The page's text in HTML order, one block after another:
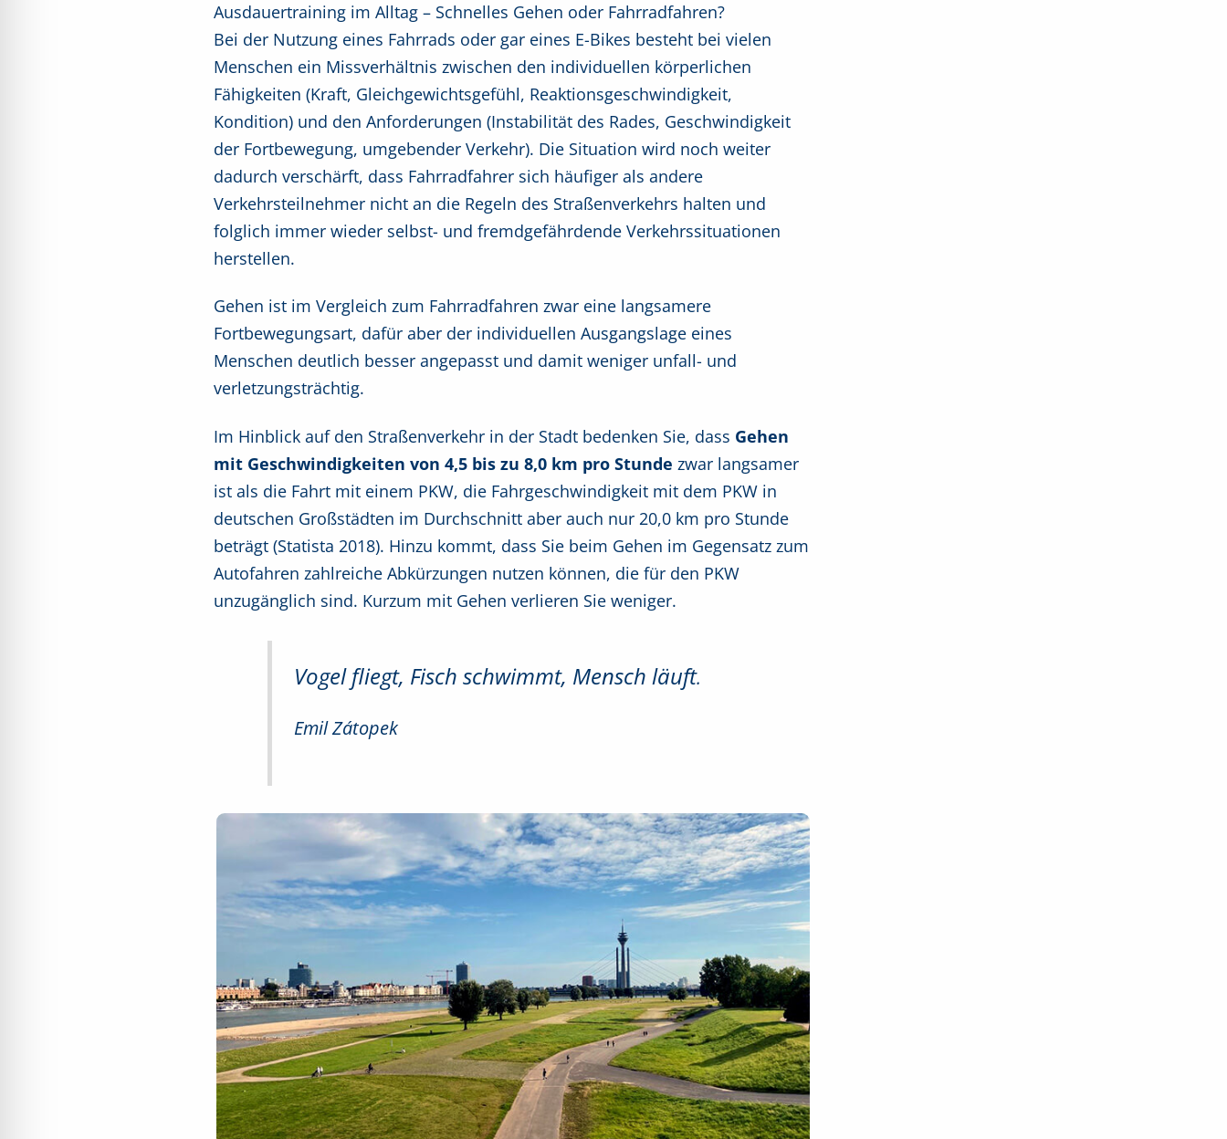
Ausdauertraining im Alltag – Schnelles Gehen oder Fahrradfahren?
Bei der Nutzung eines Fahrrads oder gar eines E-Bikes besteht bei vielen
Menschen ein Missverhältnis zwischen den individuellen körperlichen
Fähigkeiten (Kraft, Gleichgewichtsgefühl, Reaktionsgeschwindigkeit,
Kondition) und den Anforderungen (Instabilität des Rades, Geschwindigkeit
der Fortbewegung, umgebender Verkehr). Die Situation wird noch weiter
dadurch verschärft, dass Fahrradfahrer sich häufiger als andere
Verkehrsteilnehmer nicht an die Regeln des Straßenverkehrs halten und
folglich immer wieder selbst- und fremdgefährdende Verkehrssituationen
herstellen.
Gehen ist im Vergleich zum Fahrradfahren zwar eine langsamere
Fortbewegungsart, dafür aber der individuellen Ausgangslage eines
Menschen deutlich besser angepasst und damit weniger unfall- und
verletzungsträchtig.
Im Hinblick auf den Straßenverkehr in der Stadt bedenken Sie, dass Gehen
mit Geschwindigkeiten von 4,5 bis zu 8,0 km pro Stunde zwar langsamer
ist als die Fahrt mit einem PKW, die Fahrgeschwindigkeit mit dem PKW in
deutschen Großstädten im Durchschnitt aber auch nur 20,0 km pro Stunde
beträgt (Statista 2018). Hinzu kommt, dass Sie beim Gehen im Gegensatz zum
Autofahren zahlreiche Abkürzungen nutzen können, die für den PKW
unzugänglich sind. Kurzum mit Gehen verlieren Sie weniger.
Vogel fliegt, Fisch schwimmt, Mensch läuft.
Emil Zátopek